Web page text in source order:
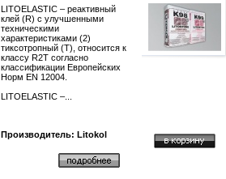
LITOELASTIC – реактивный
клей (R) с улучшенными
техническими
характеристиками (2)
тиксотропный (Т), относится к
классу R2T согласно
классификации Европейских
Норм EN 12004.
LITOELASTIC –...
Производитель: Litokol